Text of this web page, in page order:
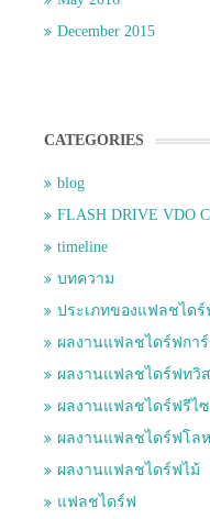
December 2015
CATEGORIES
blog
FLASH DRIVE VDO
timeline
บทความ
ประเภทของแฟลชไดร์
ผลงานแฟลชไดร์ฟกา
ผลงานแฟลชไดร์ฟทวิส
ผลงานแฟลชไดร์ฟรีไซ
ผลงานแฟลชไดร์ฟโล
ผลงานแฟลชไดร์ฟไม้
แฟลชไดร์ฟ